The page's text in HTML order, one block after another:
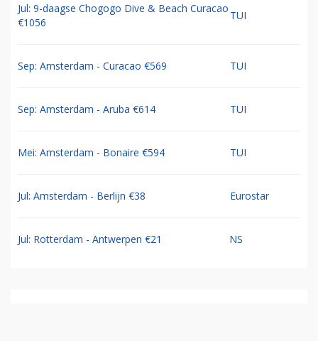
Jul: 9-daagse Chogogo Dive & Beach Curacao
€1056
TUI
Sep: Amsterdam - Curacao €569 TUI
Sep: Amsterdam - Aruba €614 TUI
Mei: Amsterdam - Bonaire €594 TUI
Jul: Amsterdam - Berlijn €38 Eurostar
Jul: Rotterdam - Antwerpen €21 NS